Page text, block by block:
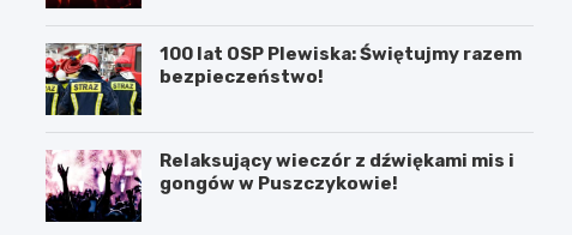
100 lat OSP Plewiska: Świętujmy razem
bezpieczeństwo!
Relaksujący wieczór z dźwiękami mis i
gongów w Puszczykowie!